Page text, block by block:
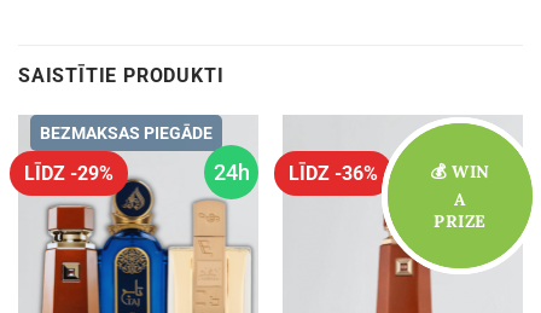
SAISTĪTIE PRODUKTI
24h
LĪDZ -29%
BEZMAKSAS PIEGĀDE
TOP
LĪDZ -36%
💰 WIN
A
PRIZE
💰 WIN
A
PRIZE